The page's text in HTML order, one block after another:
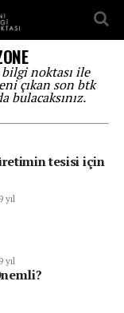
noktası ile
çıkan son btk
bulacaksınız.
tesisi için
9 yıl
9 yıl